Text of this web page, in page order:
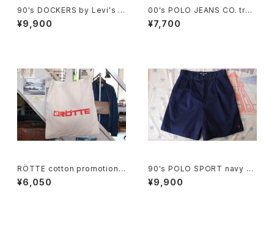
90's DOCKERS by Levi's m
ulti-stripe and botanical S
hirt
¥9,900
00's POLO JEANS CO. truc
k and field printed Tee
¥7,700
RÖTTE cotton promotional
shoulder Bag
¥6,050
90's POLO SPORT navy C
ulottes w/ pony embroider
y
¥9,900